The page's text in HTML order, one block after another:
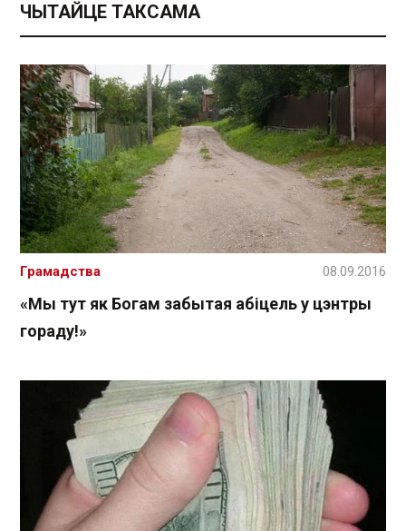
ЧЫТАЙЦЕ ТАКСАМА
«Мы тут як Богам забытая абіцель у цэнтры
гораду!»
Грамадства 08.09.2016